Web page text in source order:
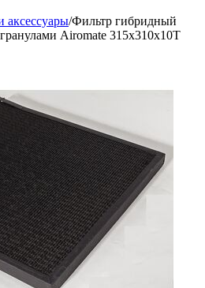
/Фильтр гибридный
Airomate 315x310x10T